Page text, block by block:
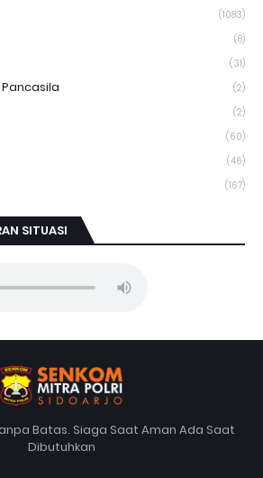
(1083)
(8)
(31)
(2)
(2)
(60)
(46)
(167)
SITUASI
Batas. Siaga Saat Aman Ada Saat
Dibutuhkan